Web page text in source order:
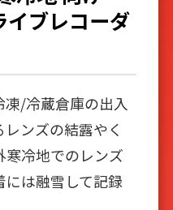
イブレコーダ
凍/冷蔵倉庫の出入
ンズの結露やく
寒冷地でのレンズ
は融雪して記録